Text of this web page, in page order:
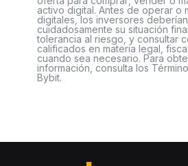
activo digital. Antes de operar o
digitales, los inversores
cuidadosamente su situación
tolerancia al riesgo, y consultar
calificados en materia legal,
cuando sea necesario. Para
información, consulta los
Bybit.